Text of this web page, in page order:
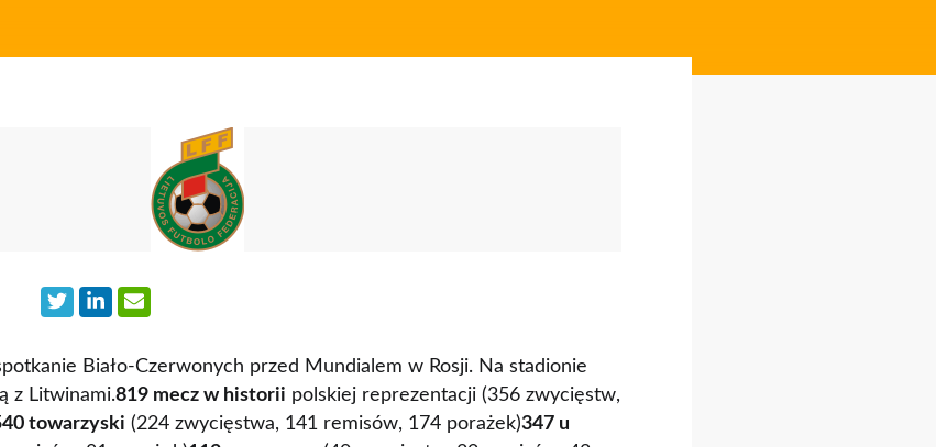
Biało-Czerwonych przed Mundialem w Rosji. Na stadionie
z Litwinami.819 mecz w historii polskiej reprezentacji (356 zwycięstw,
towarzyski (224 zwycięstwa, 141 remisów, 174 porażek)347 u